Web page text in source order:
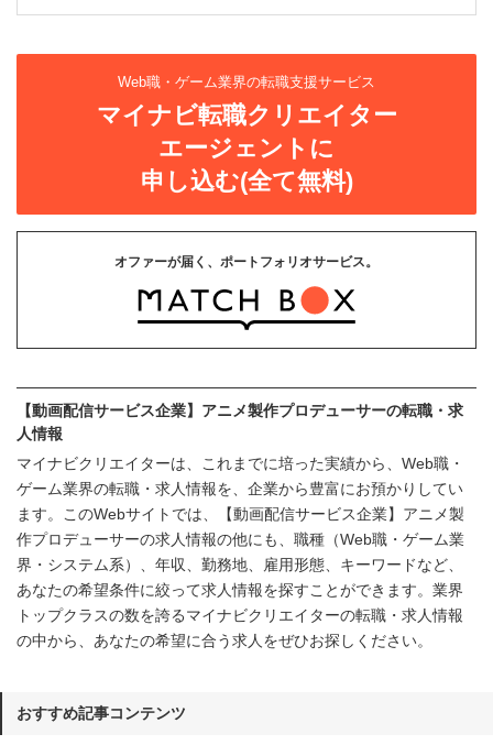
Web職・ゲーム業界の転職支援サービス
マイナビ転職クリエイター
エージェントに
申し込む(全て無料)
オファーが届く、ポートフォリオサービス。
【動画配信サービス企業】アニメ製作プロデューサーの転職・求
人情報
マイナビクリエイターは、これまでに培った実績から、Web職・
ゲーム業界の転職・求人情報を、企業から豊富にお預かりしてい
ます。このWebサイトでは、【動画配信サービス企業】アニメ製
作プロデューサーの求人情報の他にも、職種（Web職・ゲーム業
界・システム系）、年収、勤務地、雇用形態、キーワードなど、
あなたの希望条件に絞って求人情報を探すことができます。業界
トップクラスの数を誇るマイナビクリエイターの転職・求人情報
の中から、あなたの希望に合う求人をぜひお探しください。
おすすめ記事コンテンツ